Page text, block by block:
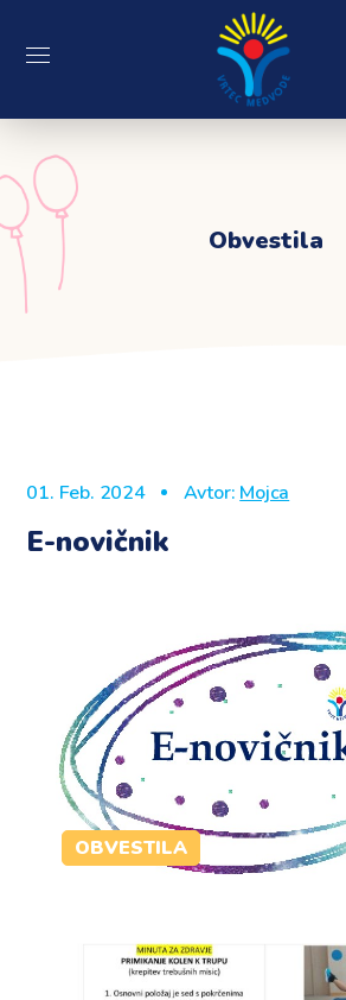
Obvestila
01. Feb. 2024 Avtor: Mojca
E-novičnik
OBVESTILA